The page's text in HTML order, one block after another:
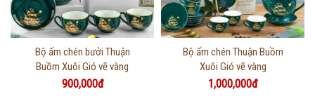
Thông tin chi tiết
Bộ ấm chén bưởi Thuận
Buồm Xuôi Gió vẽ vàng
900,000đ
Thông tin chi tiết
Bộ ấm chén Thuận Buồm
Xuôi Gió vẽ vàng
1,000,000đ